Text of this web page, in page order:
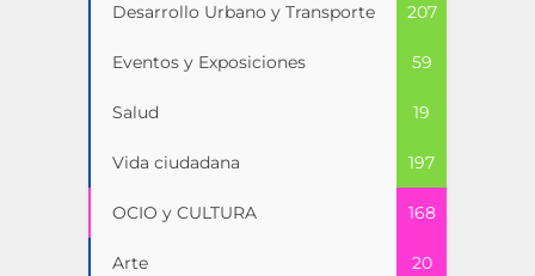
Desarrollo Urbano y Transporte 207
Eventos y Exposiciones 59
Salud 19
Vida ciudadana 197
OCIO y CULTURA 168
Arte 20